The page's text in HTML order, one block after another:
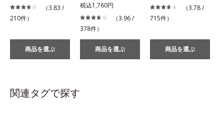
（3.83 /
210件）
商品を選ぶ
税込1,760円
（3.96 /
378件）
商品を選ぶ
（3.78 /
715件）
商品を選ぶ
関連タグで探す